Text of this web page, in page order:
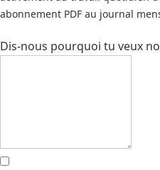
abonnement PDF au journal
Dis-nous pourquoi tu veux